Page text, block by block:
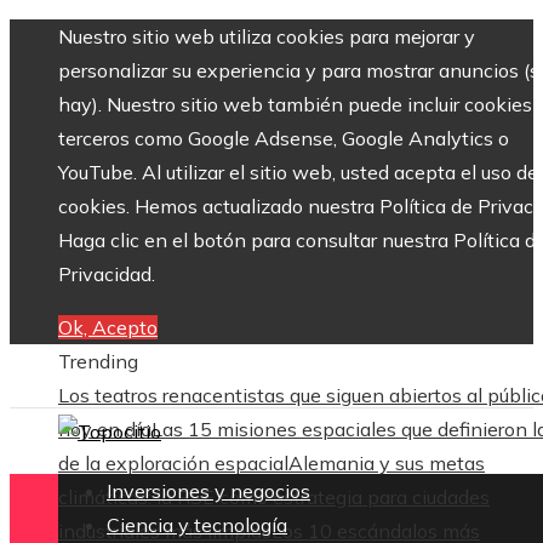
Nuestro sitio web utiliza cookies para mejorar y
personalizar su experiencia y para mostrar anuncios
hay). Nuestro sitio web también puede incluir cookies
terceros como Google Adsense, Google Analytics o
YouTube. Al utilizar el sitio web, usted acepta el uso de
cookies. Hemos actualizado nuestra Política de
Haga clic en el botón para consultar nuestra Política
Privacidad.
Ok, Acepto
Trending
Los teatros renacentistas que siguen abiertos al
hoy en díaLas 15 misiones espaciales que definieron
de la exploración espacialAlemania y sus metas
climáticas: la RSE como estrategia para ciudades
industriales más limpiasLos 10 escándalos más
Inversiones y negocios
Ciencia y tecnología